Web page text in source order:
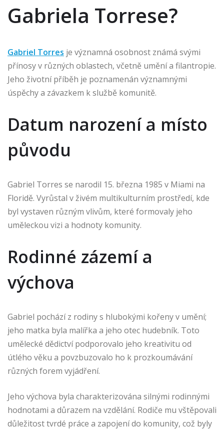
Gabriela Torrese?
Gabriel Torres je významná osobnost známá svými
přínosy v různých oblastech, včetně umění a filantropie.
Jeho životní příběh je poznamenán významnými
úspěchy a závazkem k službě komunitě.
Datum narození a místo
původu
Gabriel Torres se narodil 15. března 1985 v Miami na
Floridě. Vyrůstal v živém multikulturním prostředí, kde
byl vystaven různým vlivům, které formovaly jeho
uměleckou vizi a hodnoty komunity.
Rodinné zázemí a
výchova
Gabriel pochází z rodiny s hlubokými kořeny v umění;
jeho matka byla malířka a jeho otec hudebník. Toto
umělecké dědictví podporovalo jeho kreativitu od
útlého věku a povzbuzovalo ho k prozkoumávání
různých forem vyjádření.
Jeho výchova byla charakterizována silnými rodinnými
hodnotami a důrazem na vzdělání. Rodiče mu vštěpovali
důležitost tvrdé práce a zapojení do komunity, což byly